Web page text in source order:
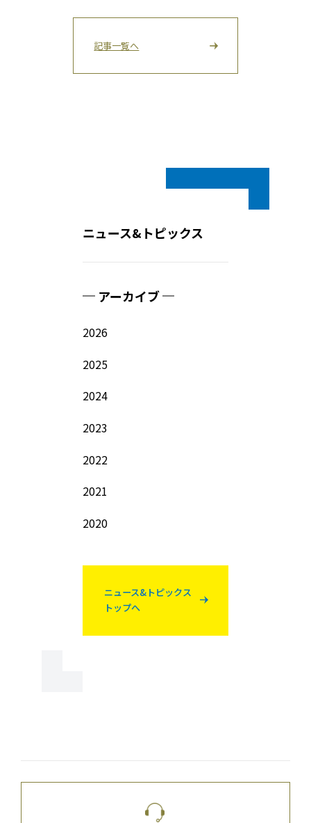
記事一覧へ
ニュース&トピックス
アーカイブ
2026
2025
2024
2023
2022
2021
2020
ニュース&トピックス
トップへ